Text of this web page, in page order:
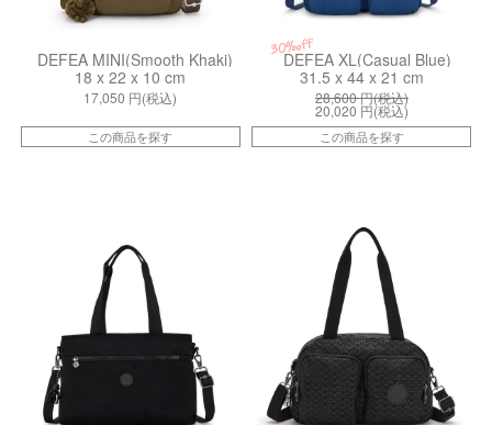
DEFEA MINI(Smooth Khaki)
18 x 22 x 10 cm
17,050 円(税込)
この商品を探す
30%off
DEFEA XL(Casual Blue)
31.5 x 44 x 21 cm
28,600円(税込)
20,020 円(税込)
この商品を探す